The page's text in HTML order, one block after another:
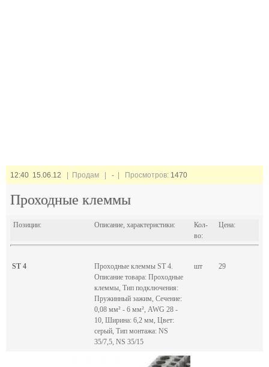
12:40 15.06.12 | Продам | - | Просмотров: 1470
Проходные клеммы
Позиции: Описание, характеристики:
Кол-
во:
Цена:
ST 4
Проходные клеммы ST 4.
Описание товара: Проходные
клеммы, Тип подключения:
Пружинный зажим, Сечение:
0,08 мм² - 6 мм², AWG 28 -
10, Ширина: 6,2 мм, Цвет:
cерый, Тип монтажа: NS
35/7,5, NS 35/15
шт 29